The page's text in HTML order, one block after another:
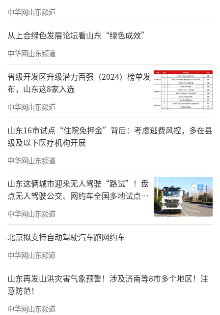
中华网山东频道
从上合绿色发展论坛看山东“绿色成效”
中华网山东频道
省级开发区升级潜力百强（2024）榜单发
布，山东这8家入选
中华网山东频道
山东16市试点“住院免押金”背后：考虑逃费风控，多在县
级及以下医疗机构开展
中华网山东频道
山东这俩城市迎来无人驾驶“路试”！盘
点无人驾驶公交、网约车全国多地试点之
路
中华网山东频道
北京拟支持自动驾驶汽车跑网约车
中华网山东频道
山东再发山洪灾害气象预警！涉及济南等8市多个地区！注
意防范！
中华网山东频道